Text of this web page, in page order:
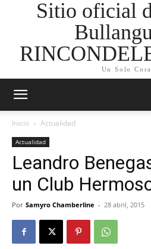
Sitio oficial
Un Solo
Inicio Actualidad
Actualidad
Leandro
un Club
Por Samyro Chamberline - 28 abril, 2015